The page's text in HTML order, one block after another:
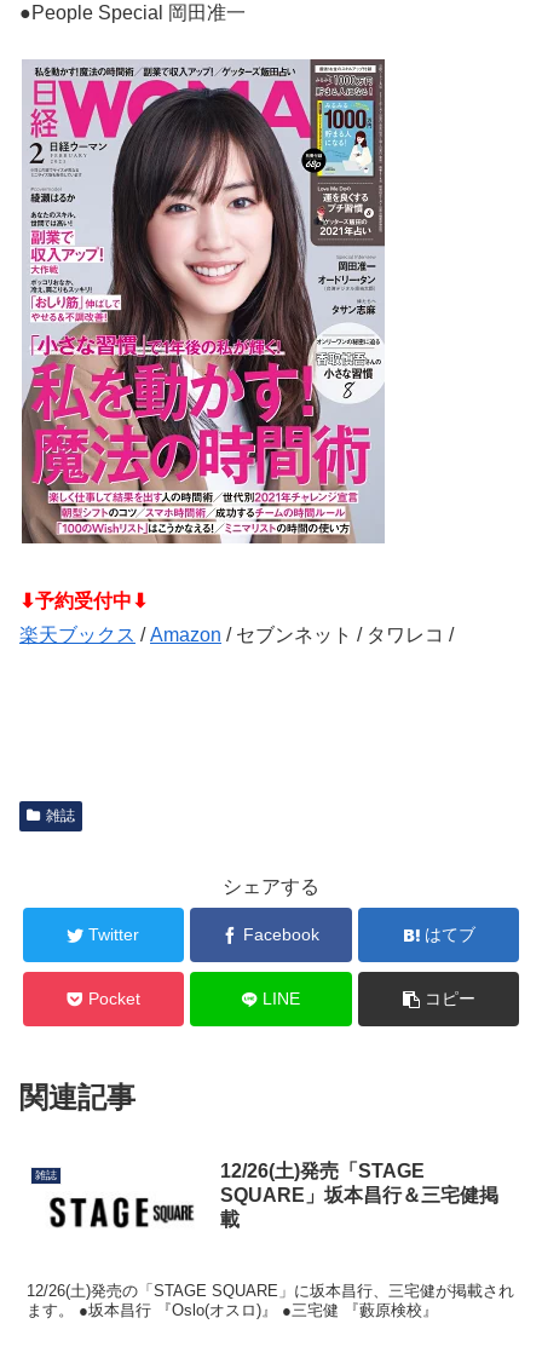
●People Special 岡田准一
⬇予約受付中⬇
楽天ブックス /Amazon / セブンネット / タワレコ /
雑誌
シェアする
Twitter Facebook はてブ
Pocket LINE コピー
関連記事
雑誌
12/26(土)発売「STAGE
SQUARE」坂本昌行＆三宅健掲
載
12/26(土)発売の「STAGE SQUARE」に坂本昌行、三宅健が掲載され
ます。 ●坂本昌行 『Oslo(オスロ)』 ●三宅健 『藪原検校』